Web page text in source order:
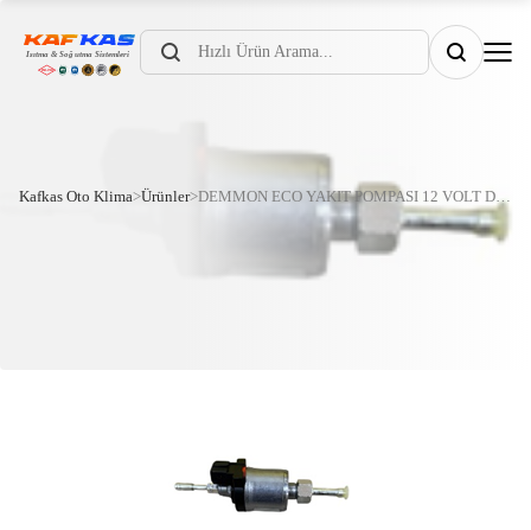
Products
search
Kafkas Oto Klima>Ürünler> DEMMON ECO YAKIT POMPASI 12 VOLT D2 1-3 KW